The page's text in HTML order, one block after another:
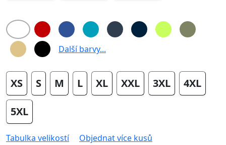
Další barvy...
XS S M L XL XXL 3XL 4XL
5XL
Tabulka velikostí Objednat více kusů